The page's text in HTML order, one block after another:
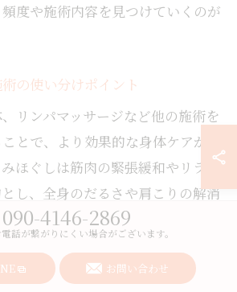
度や施術内容を見つけていくのが
の使い分けポイント
リンパマッサージなど他の施術を
とで、より効果的な身体ケアが可
ほぐしは筋肉の緊張緩和やリラク
し、全身のだるさや肩こりの解消
整体では骨格の歪みや身体のバラ
ッサージはむくみや老廃物の排出
090-4146-2869
話が繋がりにくい場合がございます。
お問い合わせ